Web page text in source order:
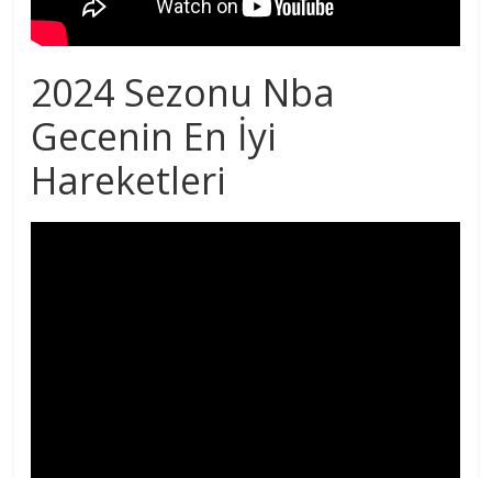
2024 Sezonu Nba
Gecenin En İyi
Hareketleri